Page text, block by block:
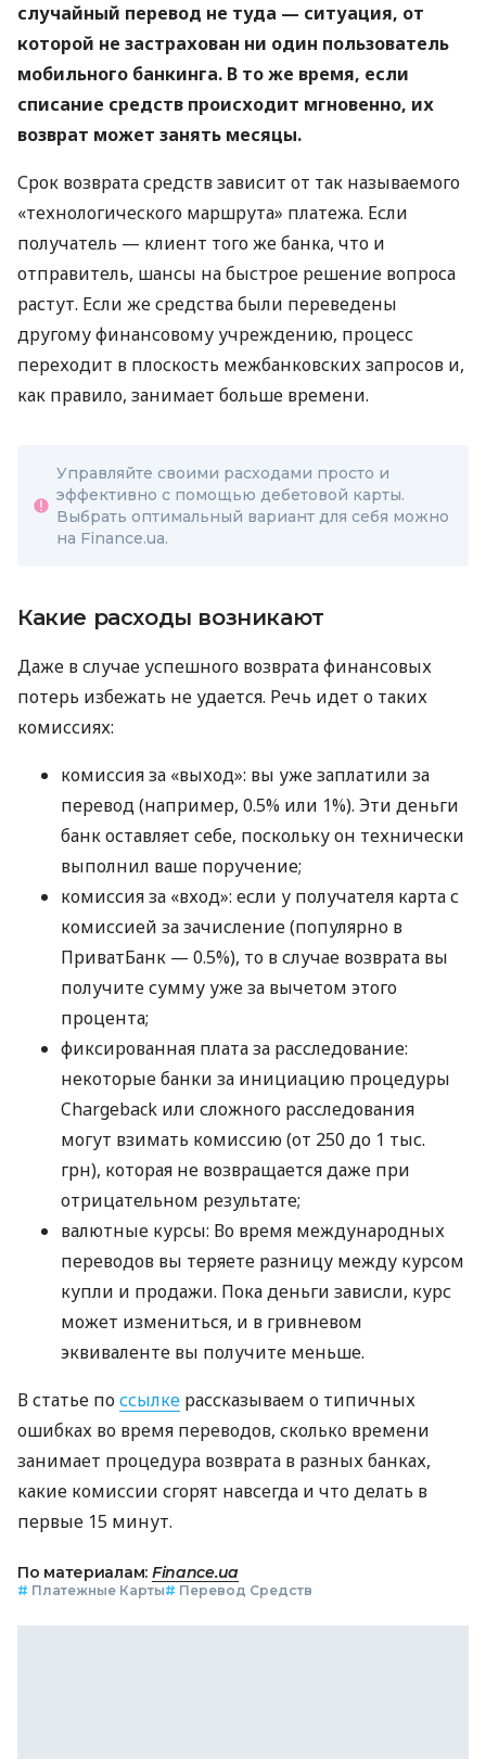
случайный перевод не туда — ситуация, от
которой не застрахован ни один пользователь
мобильного банкинга. В то же время, если
списание средств происходит мгновенно, их
возврат может занять месяцы.
Срок возврата средств зависит от так называемого
«технологического маршрута» платежа. Если
получатель — клиент того же банка, что и
отправитель, шансы на быстрое решение вопроса
растут. Если же средства были переведены
другому финансовому учреждению, процесс
переходит в плоскость межбанковских запросов и,
как правило, занимает больше времени.
Управляйте своими расходами просто и
эффективно с помощью дебетовой карты.
Выбрать оптимальный вариант для себя можно
на Finance.ua.
Какие расходы возникают
Даже в случае успешного возврата финансовых
потерь избежать не удается. Речь идет о таких
комиссиях:
комиссия за «выход»: вы уже заплатили за
перевод (например, 0.5% или 1%). Эти деньги
банк оставляет себе, поскольку он технически
выполнил ваше поручение;
комиссия за «вход»: если у получателя карта с
комиссией за зачисление (популярно в
ПриватБанк — 0.5%), то в случае возврата вы
получите сумму уже за вычетом этого
процента;
фиксированная плата за расследование:
некоторые банки за инициацию процедуры
Chargeback или сложного расследования
могут взимать комиссию (от 250 до 1 тыс.
грн), которая не возвращается даже при
отрицательном результате;
валютные курсы: Во время международных
переводов вы теряете разницу между курсом
купли и продажи. Пока деньги зависли, курс
может измениться, и в гривневом
эквиваленте вы получите меньше.
В статье поссылке рассказываем о типичных
ошибках во время переводов, сколько времени
занимает процедура возврата в разных банках,
какие комиссии сгорят навсегда и что делать в
первые 15 минут.
По материалам: Finance.ua
# Платежные Карты# Перевод Средств